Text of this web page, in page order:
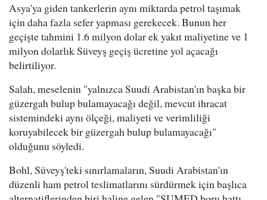
Asya'ya giden tankerlerin aynı miktarda petrol taşımak
için daha fazla sefer yapması gerekecek. Bunun her
geçişte tahmini 1.6 milyon dolar ek yakıt maliyetine ve 1
milyon dolarlık Süveyş geçiş ücretine yol açacağı
belirtiliyor.
Salah, meselenin "yalnızca Suudi Arabistan'ın başka bir
güzergah bulup bulamayacağı değil, mevcut ihracat
sistemindeki aynı ölçeği, maliyeti ve verimliliği
koruyabilecek bir güzergah bulup bulamayacağı"
olduğunu söyledi.
Bohl, Süveyş'teki sınırlamaların, Suudi Arabistan'ın
düzenli ham petrol teslimatlarını sürdürmek için başlıca